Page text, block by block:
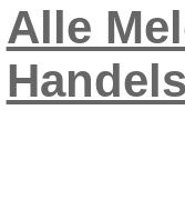
Alle